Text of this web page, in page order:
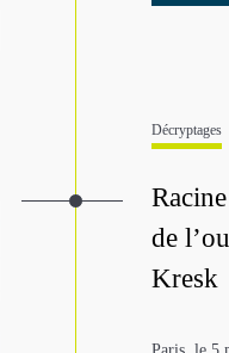
Décryptages
de
Kresk